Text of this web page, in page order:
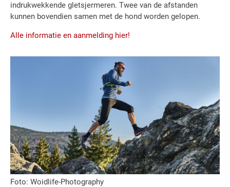
indrukwekkende gletsjermeren. Twee van de afstanden
kunnen bovendien samen met de hond worden gelopen.
Alle informatie en aanmelding hier!
Foto: Woidlife-Photography